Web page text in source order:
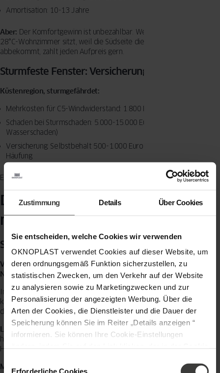
Zustimmung Details Über Cookies
Sie entscheiden, welche Cookies wir verwenden
OKNOPLAST verwendet Cookies auf dieser Website, um
deren ordnungsgemäß Funktion sicherzustellen, zu
statistischen Zwecken, um den Verkehr auf der Website
zu analysieren sowie zu Marketingzwecken und zur
Personalisierung der angezeigten Werbung. Über die
Arten der Cookies, die Dienstleister und die Dauer der
Speicherung können Sie im Reiter „Details anzeigen “
informieren. Sie können Ihre Cookie-Einstellungen
personenbezogenen Daten ist die Gesellschaft Oknoplast
Erforderliche Cookies
Amortisation: 10-13 Jahre
Aber: Der Komfortgewinn ist unbezahlbar. Wer im Sommer in einem
28°C-Wohnzimmer sitzt, weil die Südseite die volle Sonne
abbekommt, zahlt jeden Aufpreis gern.
Sturmfeste Fenster: Versicherung rechnet mit
Küstenregion, sturmgefährdet:
Mehrkosten für C5-Windwiderstand: 1.800 Euro (12 Fenster)
Schaden bei Sturmschaden: 5.000-15.000 Euro (kaputte Fenster,
Wasserschaden)
Versicherung: Selbstbehalt 500-1.000 Euro, Prämie steigt bei
Häufung
Einmal vermiedener Sturmschaden = Investment amortisiert.
Die Kompromisse, die Sie kennen
müssen
Sonnenschutzglas ist nicht perfekt
Vorteil:Reduziert Hitze im Sommer
Nachteil:Reduziert auch solare Gewinne im Winter
In Norddeutschland mit langer Heizperiode kann das
kontraproduktiv sein. Die Mehrheizkosten im Winter überschreiten
dann die Kühlkostenersparnis im Sommer.
Lösung:
Kombination mit flexiblem Außensonnenschutz. Im Winter
hochgefahren = normaler g-Wert. Im Sommer runter = effektiver
Hitzeschutz.
Mehrkosten Raffstore:
300-450 Euro pro Fenster, elektrisch 500-